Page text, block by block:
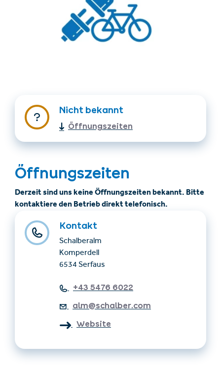
Unterkünfte finden
Ticket- &
info@serfaus-fiss-ladis.at
Nicht bekannt
Öffnungszeiten
Öffnungszeiten
Derzeit sind uns keine Öffnungszeiten bekannt. Bitte
kontaktiere den Betrieb direkt telefonisch.
Kontakt
Schalberalm
Komperdell
6534 Serfaus
+43 5476 6022
alm@schalber.com
Website